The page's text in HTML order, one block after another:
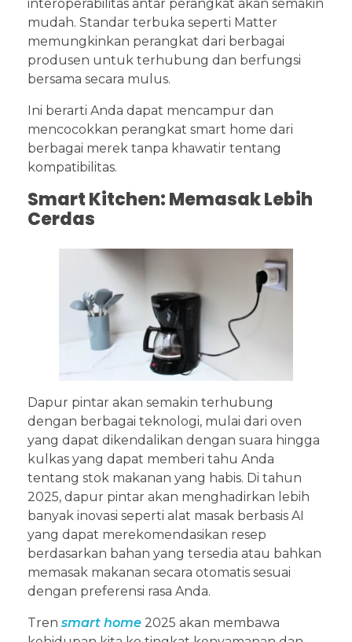
interoperabilitas antar perangkat akan semakin
mudah. Standar terbuka seperti Matter
memungkinkan perangkat dari berbagai
produsen untuk terhubung dan berfungsi
bersama secara mulus.
Ini berarti Anda dapat mencampur dan
mencocokkan perangkat smart home dari
berbagai merek tanpa khawatir tentang
kompatibilitas.
Smart Kitchen: Memasak Lebih
Cerdas
Dapur pintar akan semakin terhubung
dengan berbagai teknologi, mulai dari oven
yang dapat dikendalikan dengan suara hingga
kulkas yang dapat memberi tahu Anda
tentang stok makanan yang habis. Di tahun
2025, dapur pintar akan menghadirkan lebih
banyak inovasi seperti alat masak berbasis AI
yang dapat merekomendasikan resep
berdasarkan bahan yang tersedia atau bahkan
memasak makanan secara otomatis sesuai
dengan preferensi rasa Anda.
Tren smart home 2025 akan membawa